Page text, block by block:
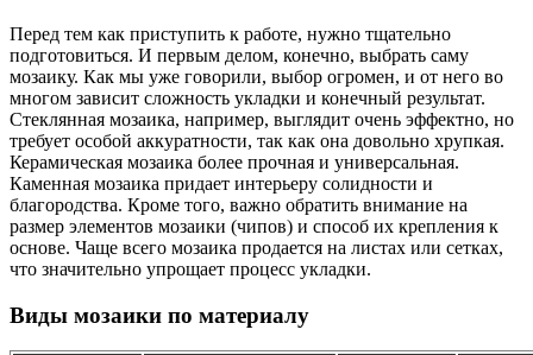
Перед тем как приступить к работе, нужно тщательно
подготовиться. И первым делом, конечно, выбрать саму
мозаику. Как мы уже говорили, выбор огромен, и от него во
многом зависит сложность укладки и конечный результат.
Стеклянная мозаика, например, выглядит очень эффектно, но
требует особой аккуратности, так как она довольно хрупкая.
Керамическая мозаика более прочная и универсальная.
Каменная мозаика придает интерьеру солидности и
благородства. Кроме того, важно обратить внимание на
размер элементов мозаики (чипов) и способ их крепления к
основе. Чаще всего мозаика продается на листах или сетках,
что значительно упрощает процесс укладки.
Виды мозаики по материалу